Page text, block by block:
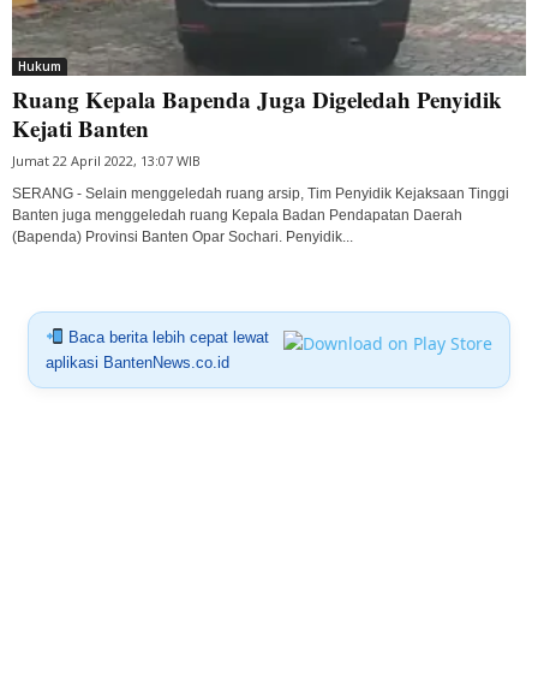
Hukum
Ruang Kepala Bapenda Juga Digeledah Penyidik
Kejati Banten
Jumat 22 April 2022, 13:07 WIB
SERANG - Selain menggeledah ruang arsip, Tim Penyidik Kejaksaan Tinggi
Banten juga menggeledah ruang Kepala Badan Pendapatan Daerah
(Bapenda) Provinsi Banten Opar Sochari. Penyidik...
Baca berita lebih cepat lewat
aplikasi BantenNews.co.id